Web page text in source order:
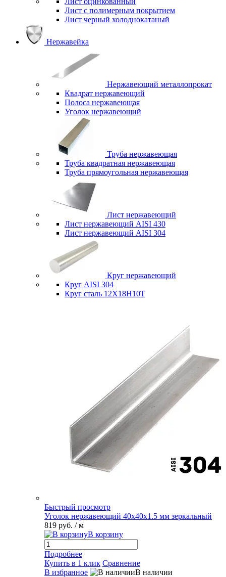
Лист с полимерным покрытием
Лист черный холоднокатаный
Нержавейка
Нержавеющий металлопрокат
Квадрат нержавеющий
Полоса нержавеющая
Уголок нержавеющий
Труба нержавеющая
Труба квадратная нержавеющая
Труба прямоугольная нержавеющая
Лист нержавеющий
Лист нержавеющий AISI 430
Лист нержавеющий AISI 304
Круг нержавеющий
Круг AISI 304
Круг сталь 12Х18Н10Т
Быстрый просмотр
Уголок нержавеющий 40х40х1.5 мм зеркальный
819 руб. / м
В корзину
Подробнее
Купить в 1 клик Сравнение
В избранное
В наличии